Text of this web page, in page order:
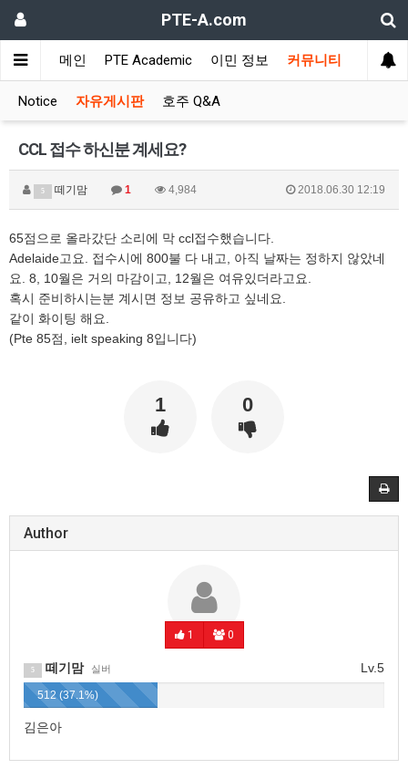
PTE-A.com
메인 PTE Academic 이민 정보 커뮤니티
Notice 자유게시판 호주 Q&A
CCL 접수 하신분 계세요?
5 떼기맘 1 4,984 2018.06.30 12:19
65점으로 올라갔단 소리에 막 ccl접수했습니다.
Adelaide고요. 접수시에 800불 다 내고, 아직 날짜는 정하지 않았네
요. 8, 10월은 거의 마감이고, 12월은 여유있더라고요.
혹시 준비하시는분 계시면 정보 공유하고 싶네요.
같이 화이팅 해요.
(Pte 85점, ielt speaking 8입니다)
1 0
Author
1 0
Lv.5
5 떼기맘 실버
512 (37.1%)
김은아